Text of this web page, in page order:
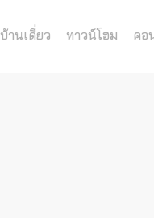
บ้านเดี่ยว ทาวน์โฮม คอ